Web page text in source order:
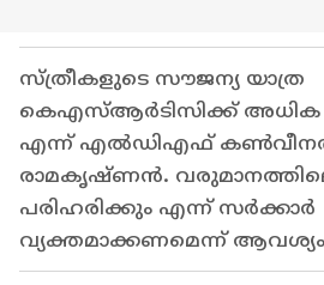
സ്ത്രീകളുടെ സൗജന്യ യാത്ര
കെഎസ്ആർടിസിക്ക്
എന്ന് എല്‍ഡിഎഫ് കണ്‍വീന‍ർ
രാമകൃഷ്ണൻ.
പരിഹരിക്കും എന്ന് സർക്കാർ
വ്യക്തമാക്കണമെന്ന് ആവശ്യം